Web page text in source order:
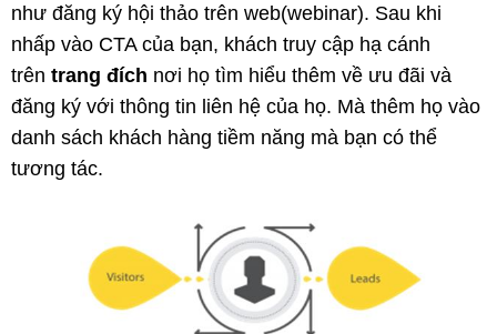
như đăng ký hội thảo trên web(webinar). Sau khi
nhấp vào CTA của bạn, khách truy cập hạ cánh
trên trang đích nơi họ tìm hiểu thêm về ưu đãi và
đăng ký với thông tin liên hệ của họ. Mà thêm họ vào
danh sách khách hàng tiềm năng mà bạn có thể
tương tác.